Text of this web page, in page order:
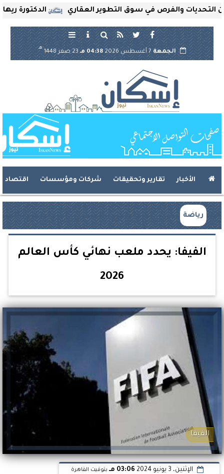
الدكتورة ريهام والفرص في سوق التطوير العقاري
الجمعة 04:38 مـ 23 صفر 1448
هـ
الأخبار تقارير وتحقيقات شركات ومؤسسات اقتصاد
رياضة
الفيفا: يحدد ملعب نهائي كأس العالم
2026
الفيفا
الإثنين، 3 يونيو 2024 03:06 مـ بتوقيت القاهرة